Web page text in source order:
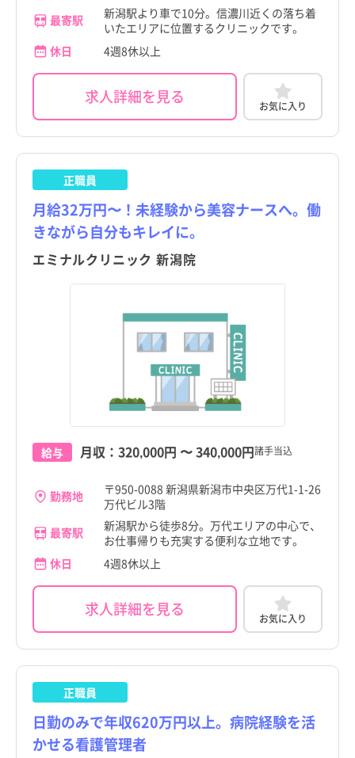
最寄駅
新潟駅より車で10分。信濃川近くの落ち着
いたエリアに位置するクリニックです。
休日
4週8休以上
求人詳細を見る お気に入り
正職員
月給32万円〜！未経験から美容ナースへ。働
きながら自分もキレイに。
エミナルクリニック 新潟院
給与 月収： 320,000円 〜340,000円諸手当込
勤務地
〒950-0088 新潟県新潟市中央区万代1-1-26
万代ビル3階
最寄駅
新潟駅から徒歩8分。万代エリアの中心で、
お仕事帰りも充実する便利な立地です。
休日
4週8休以上
求人詳細を見る お気に入り
正職員
日勤のみで年収620万円以上。病院経験を活
かせる看護管理者